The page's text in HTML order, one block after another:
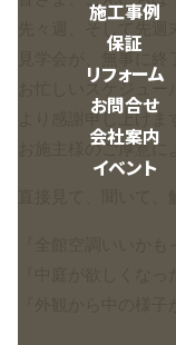
施工事例
保証
リフォーム
お問合せ
会社案内
イベント
先々週、そして先
見学会が、無事に終
お忙しいスケジュ
より感謝申し上げま
お施主様のご厚意
直接見て、聞いて、
『外観から中の様子